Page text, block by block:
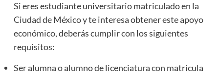
Si eres estudiante universitario matriculado en la
Ciudad de México y te interesa obtener este apoyo
económico, deberás cumplir con los siguientes
requisitos:
Ser alumna o alumno de licenciatura con matrícula